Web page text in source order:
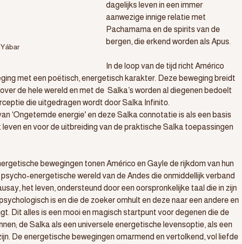
dagelijks leven in een immer
aanwezige innige relatie met
Pachamama en de spirits van de
bergen, die erkend worden als Apus.
In de loop van de tijd richt Américo
met een poëtisch, energetisch karakter. Deze beweging breidt
de hele wereld en met de  Salka’s worden al diegenen bedoelt
die uitgedragen wordt door Salka Infinito.
‘Ongetemde energie' en deze Salka connotatie is als een basis
en voor de uitbreiding van de praktische Salka toepassingen
bewegingen tonen Américo en Gayle de rijkdom van hun
energetische wereld van de Andes die onmiddellijk verband
het leven, ondersteund door een oorspronkelijke taal die in zijn
is en die de zoeker omhult en deze naar een andere en
Dit alles is een mooi en magisch startpunt voor degenen die de
de Salka als een universele energetische levensoptie, als een
De energetische bewegingen omarmend en vertolkend, vol liefde